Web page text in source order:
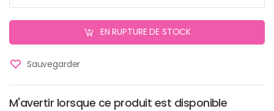
EN RUPTURE DE STOCK
Sauvegarder
M'avertir lorsque ce produit est disponible